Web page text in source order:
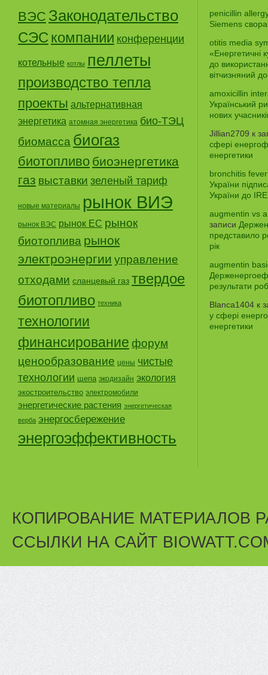
ВЭС Законодательство
СЭС компании конференции
котельные котлы пеллеты
производство тепла
проекты альтернативная
энергетика атомная энергетика био-ТЭЦ
биомасса биогаз
биотопливо биоэнергетика
газ выставки зеленый тариф
новые материалы рынок ВИЭ
рынок ВЭС рынок ЕС рынок
биотоплива рынок
электроэнергии управление
отходами сланцевый газ твердое
биотопливо техника
технологии
финансирование форум
ценообразование цены чистые
технологии щепа экодизайн экология
экостроительство электромобили
энергетические растения энергетическая
верба энергосбережение
энергоэффективность
penicillin
Siemens
otitis media
«Енергетичні
до
вітчизняний
amoxicillin
Український
нових
Jillian2709 к
сфері
енергетики
bronchitis fever
України
України до
augmentin vs
записи
представило
рік
augmentin
результати
Blanca1404 к
у сфері
енергетики
КОПИРОВАНИЕ МАТЕРИАЛОВ
ССЫЛКИ НА САЙТ